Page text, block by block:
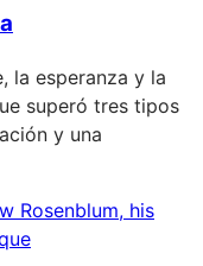
la esperanza y la
superó tres tipos
y una